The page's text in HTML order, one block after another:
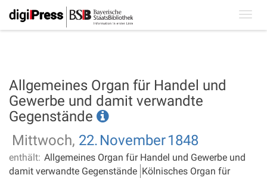
Allgemeines Organ für Handel und
Gewerbe und damit verwandte
Gegenstände
Mittwoch, 22. November1848
enthält: Allgemeines Organ für Handel und Gewerbe und
damit verwandte Gegenstände Kölnisches Organ für